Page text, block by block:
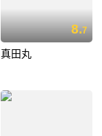
8.7
真田丸